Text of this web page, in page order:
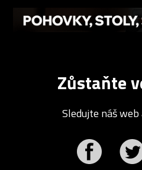
Zůstaňte
Sledujte náš